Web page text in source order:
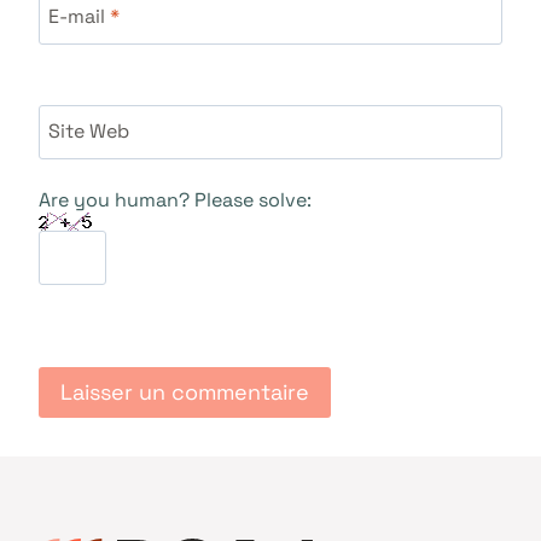
E-mail *
Site Web
Are you human? Please solve: